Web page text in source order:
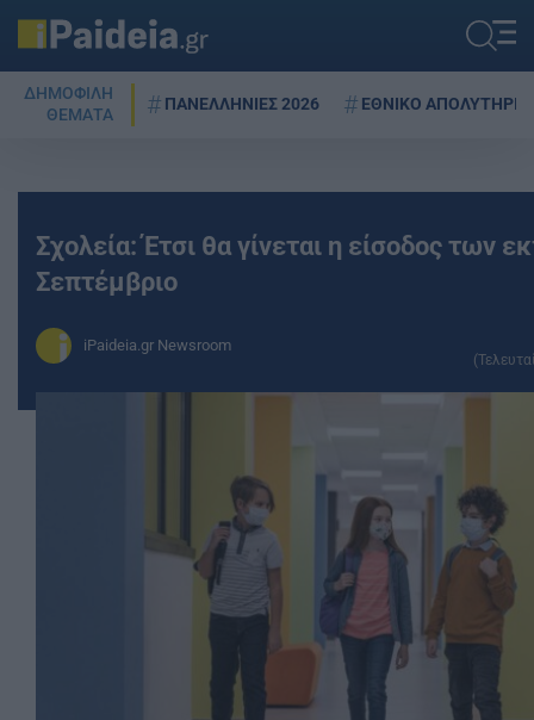
ΔΗΜΟΦΙΛΗ
ΘΕΜΑΤΑ
ΠΑΝΕΛΛΗΝΙΕΣ 2026 ΕΘΝΙΚΟ ΑΠΟΛΥΤΗΡΙΟ
Σχολεία: Έτσι θα γίνεται η είσοδος των
Σεπτέμβριο
iPaideia.gr Newsroom